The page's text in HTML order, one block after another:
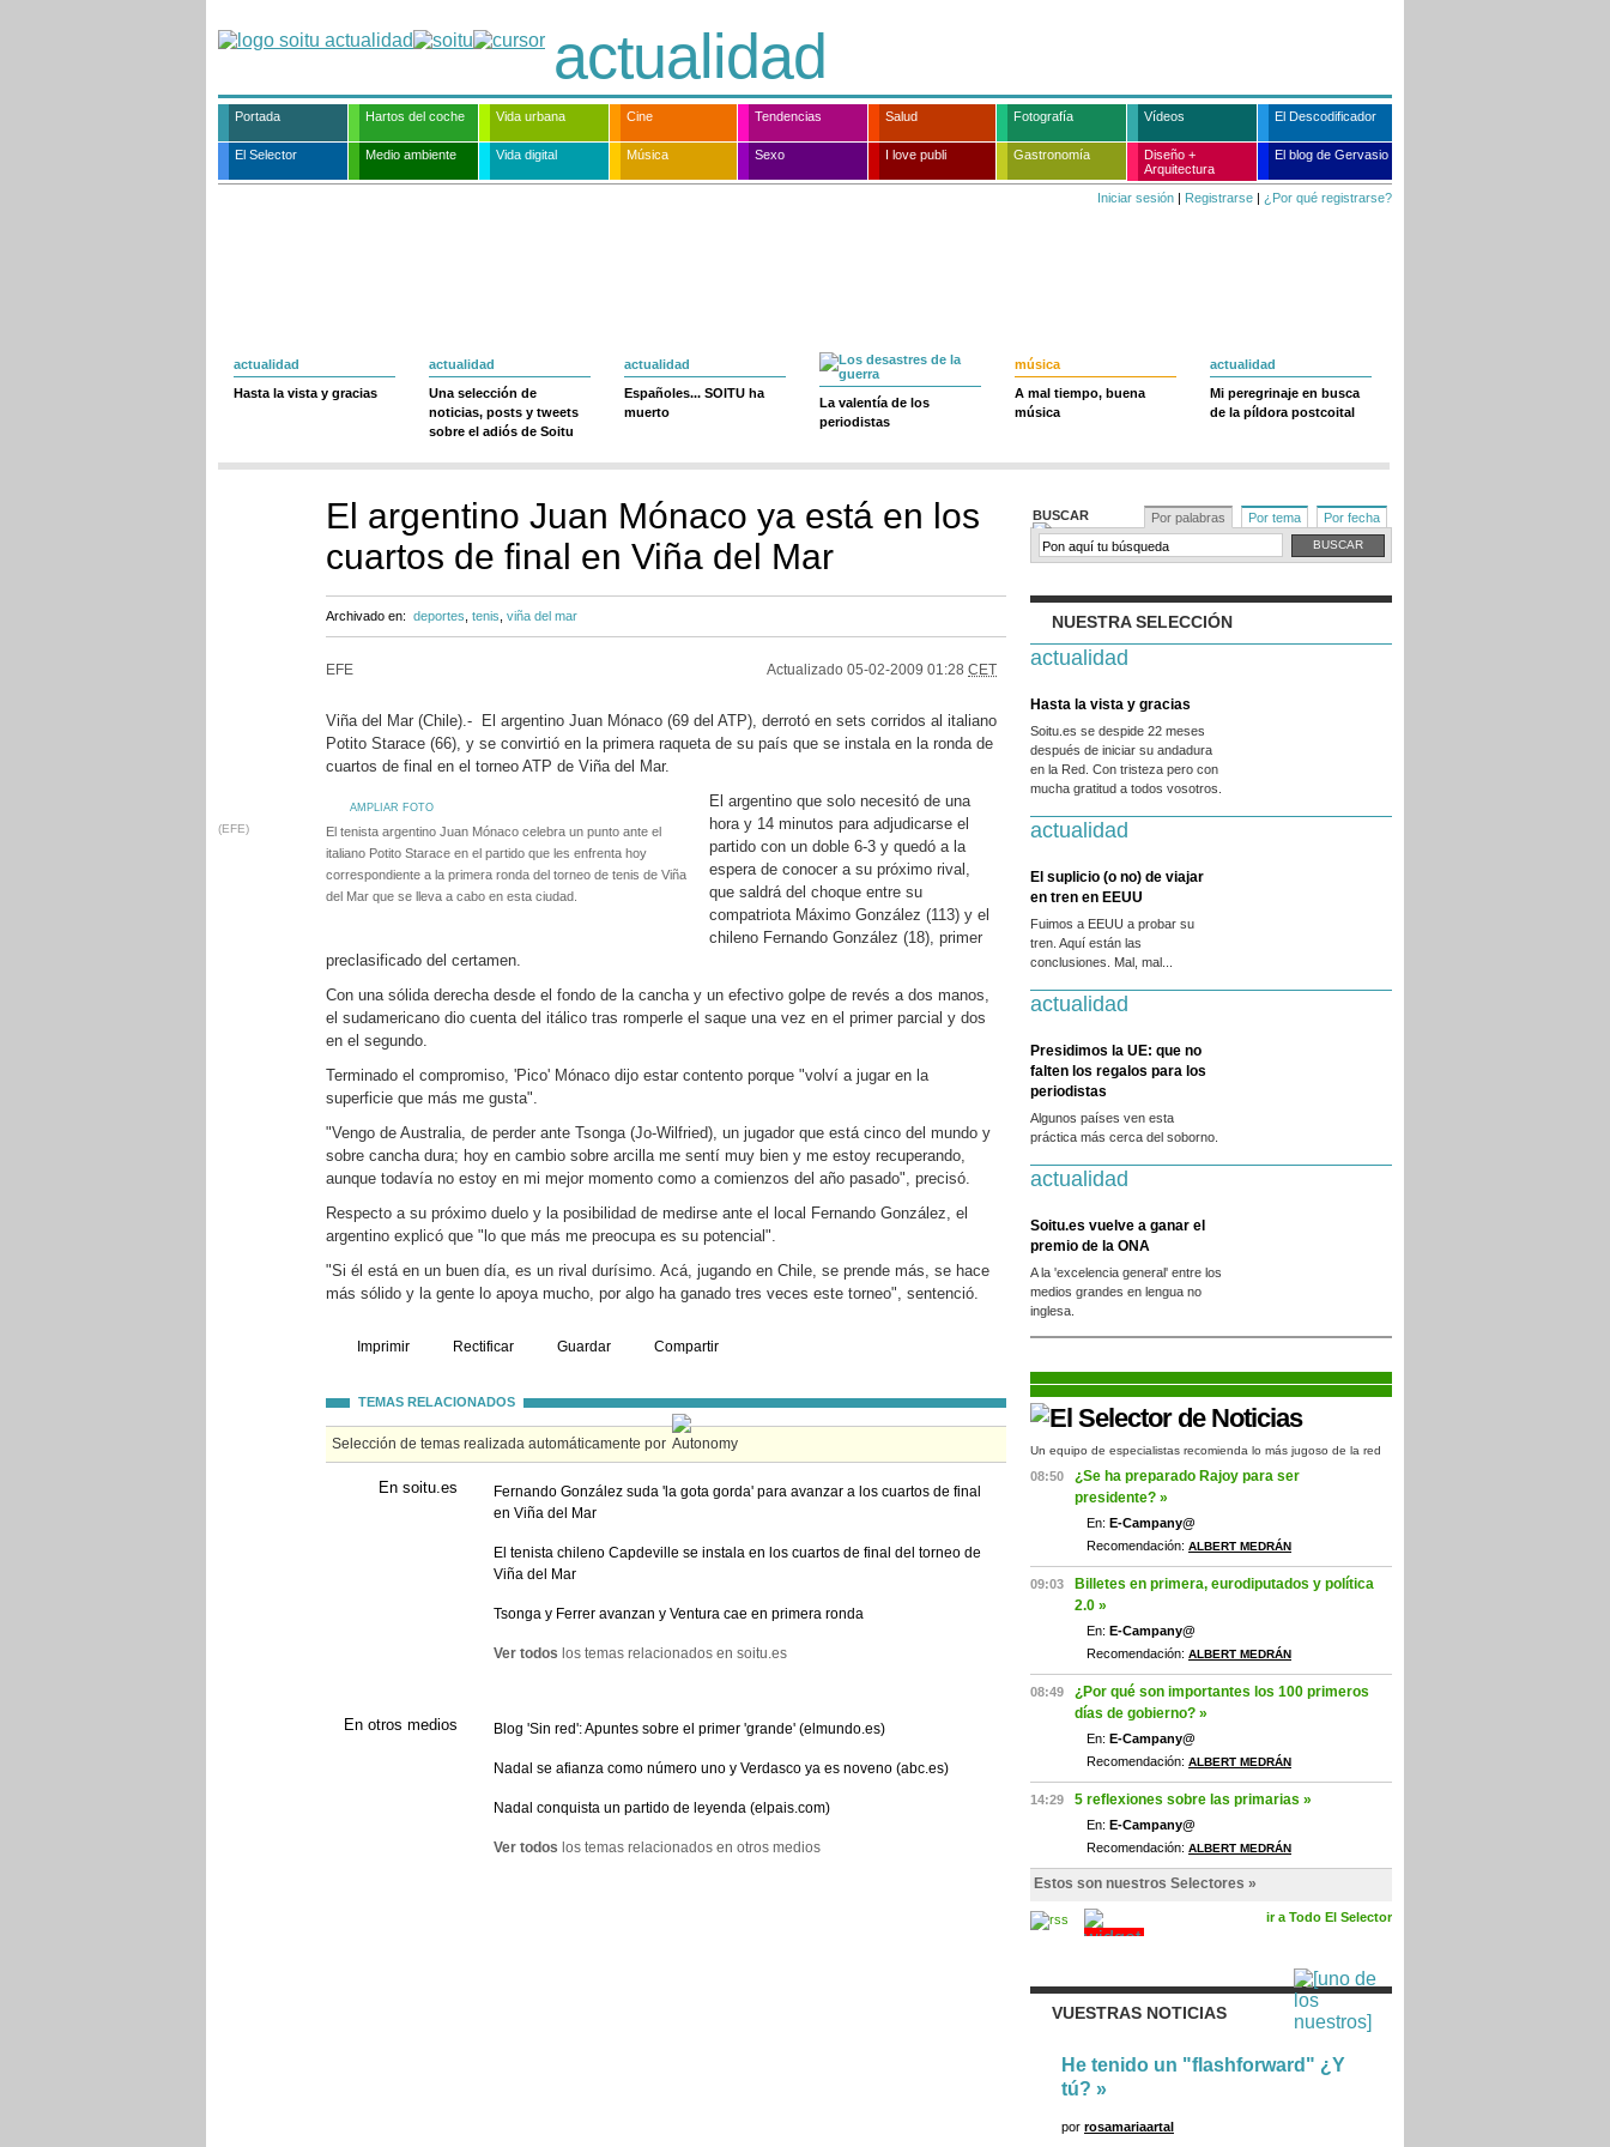
actualidad
Portada Hartos del coche Vida urbana Cine Tendencias Salud Fotografía Vídeos El Descodificador
El Selector Medio ambiente Vida digital Música Sexo I love publi Gastronomía
Diseño +
Arquitectura
El blog de Gervasio
Iniciar sesión | Registrarse | ¿Por qué registrarse?
actualidad
Hasta la vista y gracias
actualidad
Una selección de
noticias, posts y tweets
sobre el adiós de Soitu
actualidad
Españoles... SOITU ha
muerto
La valentía de los
periodistas
música
A mal tiempo, buena
música
actualidad
Mi peregrinaje en busca
de la píldora postcoital
El argentino Juan Mónaco ya está en los
cuartos de final en Viña del Mar
Archivado en: deportes tenis viña del mar
EFE Actualizado 05-02-2009 01:28 CET
Viña del Mar (Chile).- El argentino Juan Mónaco (69 del ATP), derrotó en sets corridos al italiano
Potito Starace (66), y se convirtió en la primera raqueta de su país que se instala en la ronda de
cuartos de final en el torneo ATP de Viña del Mar.
AMPLIAR FOTO
(EFE)
El tenista argentino Juan Mónaco celebra un punto ante el
italiano Potito Starace en el partido que les enfrenta hoy
correspondiente a la primera ronda del torneo de tenis de Viña
del Mar que se lleva a cabo en esta ciudad.
El argentino que solo necesitó de una
hora y 14 minutos para adjudicarse el
partido con un doble 6-3 y quedó a la
espera de conocer a su próximo rival,
que saldrá del choque entre su
compatriota Máximo González (113) y el
chileno Fernando González (18), primer
preclasificado del certamen.
Con una sólida derecha desde el fondo de la cancha y un efectivo golpe de revés a dos manos,
el sudamericano dio cuenta del itálico tras romperle el saque una vez en el primer parcial y dos
en el segundo.
Terminado el compromiso, 'Pico' Mónaco dijo estar contento porque "volví a jugar en la
superficie que más me gusta".
"Vengo de Australia, de perder ante Tsonga (Jo-Wilfried), un jugador que está cinco del mundo y
sobre cancha dura; hoy en cambio sobre arcilla me sentí muy bien y me estoy recuperando,
aunque todavía no estoy en mi mejor momento como a comienzos del año pasado", precisó.
Respecto a su próximo duelo y la posibilidad de medirse ante el local Fernando González, el
argentino explicó que "lo que más me preocupa es su potencial".
"Si él está en un buen día, es un rival durísimo. Acá, jugando en Chile, se prende más, se hace
más sólido y la gente lo apoya mucho, por algo ha ganado tres veces este torneo", sentenció.
Imprimir Rectificar Guardar Compartir
TEMAS RELACIONADOS
Selección de temas realizada automáticamente por
En soitu.es
Fernando González suda 'la gota gorda' para avanzar a los cuartos de final
en Viña del Mar
El tenista chileno Capdeville se instala en los cuartos de final del torneo de
Viña del Mar
Tsonga y Ferrer avanzan y Ventura cae en primera ronda
Ver todos los temas relacionados en soitu.es
En otros medios Blog 'Sin red': Apuntes sobre el primer 'grande' (elmundo.es)
Nadal se afianza como número uno y Verdasco ya es noveno (abc.es)
Nadal conquista un partido de leyenda (elpais.com)
Ver todos los temas relacionados en otros medios
BUSCAR Por palabras Por tema Por fecha
NUESTRA SELECCIÓN
actualidad
Hasta la vista y gracias
Soitu.es se despide 22 meses
después de iniciar su andadura
en la Red. Con tristeza pero con
mucha gratitud a todos vosotros.
actualidad
El suplicio (o no) de viajar
en tren en EEUU
Fuimos a EEUU a probar su
tren. Aquí están las
conclusiones. Mal, mal...
actualidad
Presidimos la UE: que no
falten los regalos para los
periodistas
Algunos países ven esta
práctica más cerca del soborno.
actualidad
Soitu.es vuelve a ganar el
premio de la ONA
A la 'excelencia general' entre los
medios grandes en lengua no
inglesa.
Un equipo de especialistas recomienda lo más jugoso de la red
08:50
¿Se ha preparado Rajoy para ser
presidente? »
En: E-Campany@
Recomendación: ALBERT MEDRÁN
09:03
Billetes en primera, eurodiputados y política
2.0 »
En: E-Campany@
Recomendación: ALBERT MEDRÁN
08:49
¿Por qué son importantes los 100 primeros
días de gobierno? »
En: E-Campany@
Recomendación: ALBERT MEDRÁN
14:29 5 reflexiones sobre las primarias »
En: E-Campany@
Recomendación: ALBERT MEDRÁN
Estos son nuestros Selectores »
ir a Todo El Selector
VUESTRAS NOTICIAS
He tenido un "flashforward" ¿Y
tú? »
por rosamariaartal